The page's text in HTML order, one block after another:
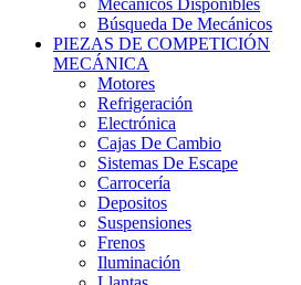
Mecánicos Disponibles
Búsqueda De Mecánicos
PIEZAS DE COMPETICIÓN
MECÁNICA
Motores
Refrigeración
Electrónica
Cajas De Cambio
Sistemas De Escape
Carrocería
Depositos
Suspensiones
Frenos
Iluminación